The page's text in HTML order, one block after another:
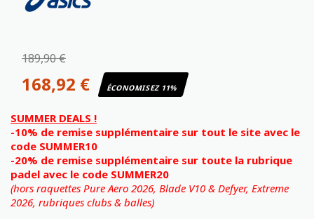
189,90 €
168,92 € ÉCONOMISEZ 11%
SUMMER DEALS !
-10% de remise supplémentaire sur tout le site avec le
code SUMMER10
-20% de remise supplémentaire sur toute la rubrique
padel avec le code SUMMER20
(hors raquettes Pure Aero 2026, Blade V10 & Defyer, Extreme
2026, rubriques clubs & balles)